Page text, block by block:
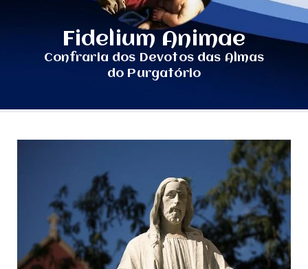
Fidelium Animae
Confraria dos Devotos das Almas
do Purgatório